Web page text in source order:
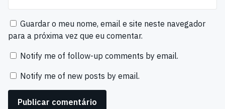
Guardar o meu nome, email e site neste navegador
para a próxima vez que eu comentar.
Notify me of follow-up comments by email.
Notify me of new posts by email.